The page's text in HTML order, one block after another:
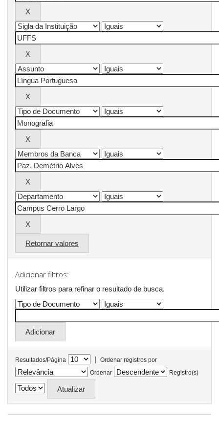
Retornar valores
Adicionar filtros:
Utilizar filtros para refinar o resultado de busca.
Resultados/Página |
Ordenar registros por
Ordenar
Registro(s)